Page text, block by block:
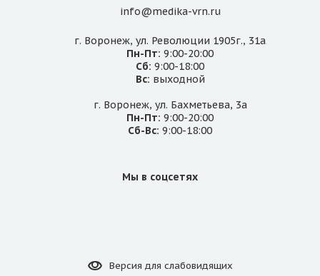
info@medika-vrn.ru
г. Воронеж, ул. Революции 1905г., 31а
Пн-Пт: 9:00-20:00
Сб: 9:00-18:00
Вс: выходной
г. Воронеж, ул. Бахметьева, 3а
Пн-Пт: 9:00-20:00
Сб-Вс: 9:00-18:00
Мы в соцсетях
Версия для слабовидящих